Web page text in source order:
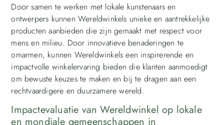
Door samen te werken met lokale kunstenaars en
ontwerpers kunnen Wereldwinkels unieke en aantrekkelijke
producten aanbieden die zijn gemaakt met respect voor
mens en milieu. Door innovatieve benaderingen te
omarmen, kunnen Wereldwinkels een inspirerende en
impactvolle winkelervaring bieden die klanten aanmoedigt
om bewuste keuzes te maken en bij te dragen aan een
rechtvaardigere en duurzamere wereld.
Impactevaluatie van Wereldwinkel op lokale
en mondiale gemeenschappen in